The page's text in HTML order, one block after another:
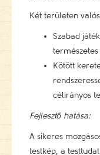
Két területen
Szabad
Kötött
célirányos
Fejlesztő hatása:
A sikeres
testkép, a